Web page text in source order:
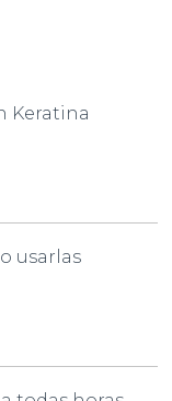
Keratina
usarlas